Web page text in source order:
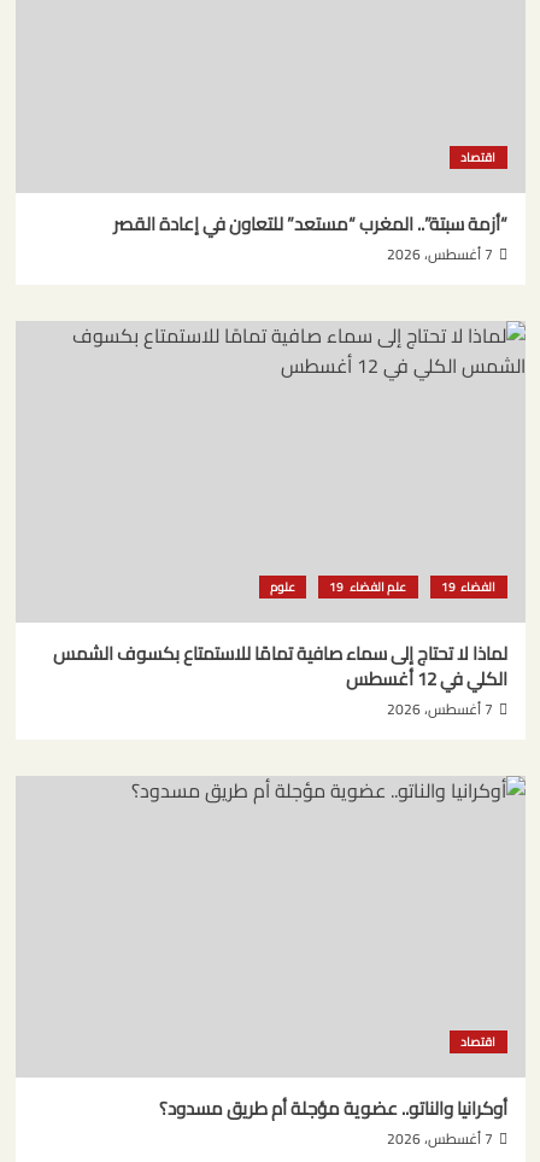
اقتصاد
“أزمة سبتة”.. المغرب “مستعد” للتعاون في إعادة القصر
7 أغسطس، 2026
الفضاء علم الفضاء علوم
لماذا لا تحتاج إلى سماء صافية تمامًا للاستمتاع بكسوف الشمس
الكلي في 12 أغسطس
7 أغسطس، 2026
اقتصاد
أوكرانيا والناتو.. عضوية مؤجلة أم طريق مسدود؟
7 أغسطس، 2026